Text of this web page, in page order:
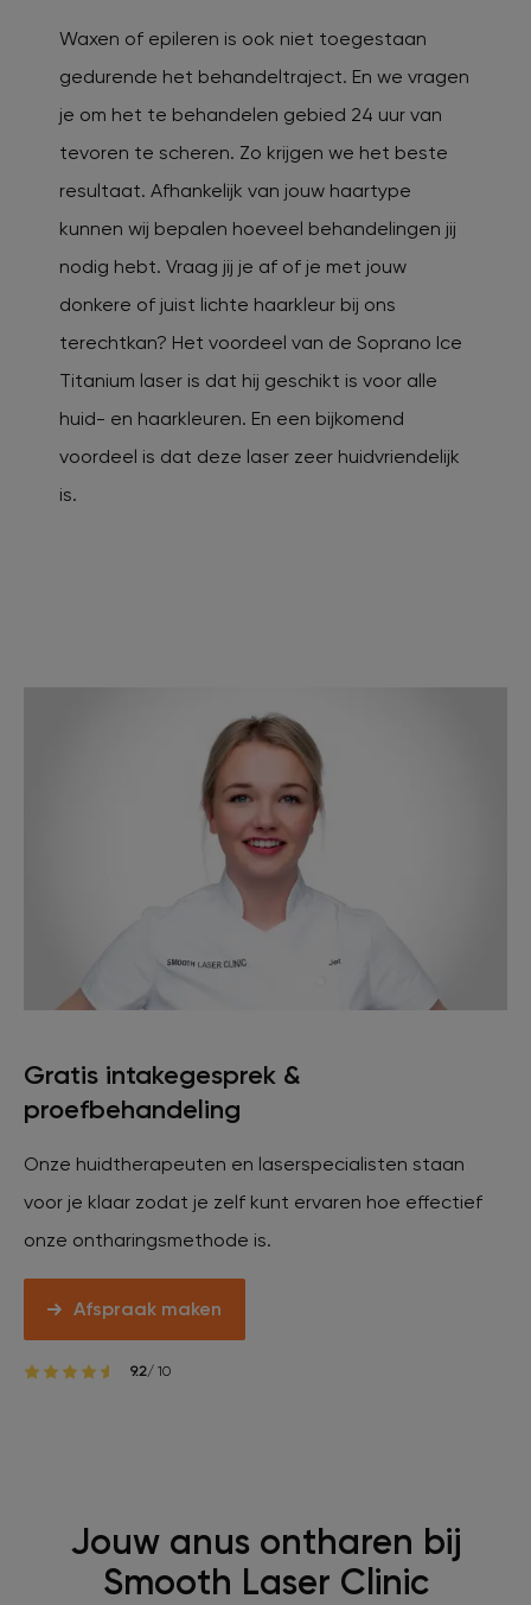
Waxen of epileren is ook niet toegestaan
gedurende het behandeltraject. En we vragen
je om het te behandelen gebied 24 uur van
tevoren te scheren. Zo krijgen we het beste
resultaat. Afhankelijk van jouw haartype
kunnen wij bepalen hoeveel behandelingen jij
nodig hebt. Vraag jij je af of je met jouw
donkere of juist lichte haarkleur bij ons
terechtkan? Het voordeel van de Soprano Ice
Titanium laser is dat hij geschikt is voor alle
huid- en haarkleuren. En een bijkomend
voordeel is dat deze laser zeer huidvriendelijk
is.
Gratis intakegesprek &
proefbehandeling
Onze huidtherapeuten en laserspecialisten staan
voor je klaar zodat je zelf kunt ervaren hoe effectief
onze ontharingsmethode is.
Afspraak maken
9.2/ 10
Jouw anus ontharen bij
Smooth Laser Clinic